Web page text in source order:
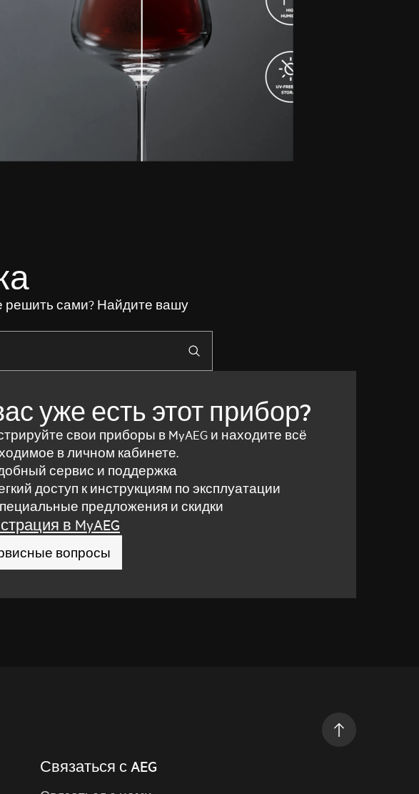
решить сами? Найдите вашу
уже есть этот прибор?
свои приборы в MyAEG и находите всё
в личном кабинете.
сервис и поддержка
доступ к инструкциям по эксплуатации
предложения и скидки
в MyAEG
вопросы
Связаться с AEG